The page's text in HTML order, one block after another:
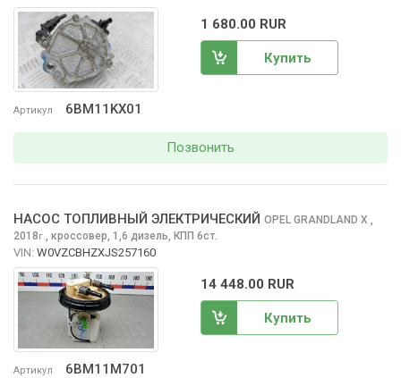
Артикул 6BM11KX01
1 680.00 RUR
Купить
Позвонить
Артикул 6BM11M701
НАСОС ТОПЛИВНЫЙ ЭЛЕКТРИЧЕСКИЙ OPEL GRANDLAND X
2018г. кроссовер, 1,6 дизель, КПП 6ст.
VIN: W0VZCBHZXJS257160
14 448.00 RUR
Купить